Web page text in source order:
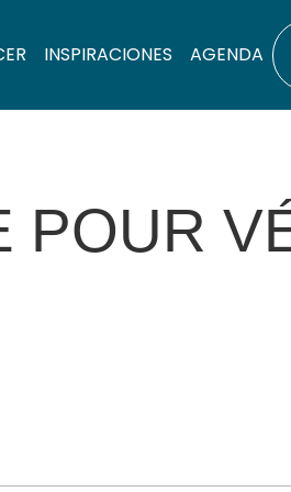
INSPIRACIONES AGENDA
POUR